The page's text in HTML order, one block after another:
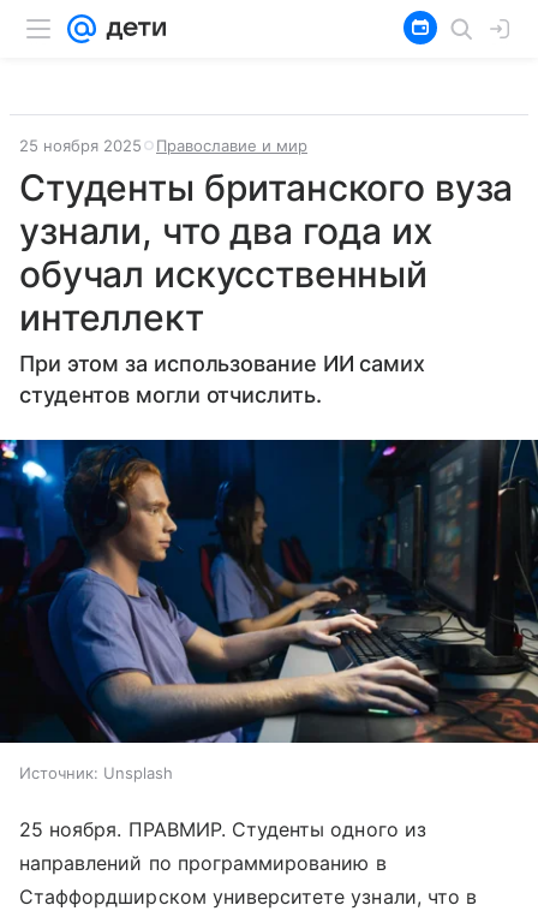
25 ноября 2025 Православие и мир
Студенты британского вуза
узнали, что два года их
обучал искусственный
интеллект
При этом за использование ИИ самих
студентов могли отчислить.
Источник: Unsplash
25 ноября. ПРАВМИР. Студенты одного из
направлений по программированию в
Стаффордширском университете узнали, что в